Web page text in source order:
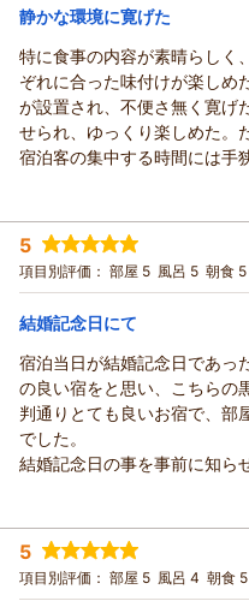
ださい。
宿泊価格帯： 19,001～20,000円(
鹿教湯温泉 くつろぎの宿 黒岩
ふうちゃん様
この度は、１年振りにご宿
りがとうございます。
メイドイン信州の食材や、
また来年もお会いできるの
ます。
ありがとうございました。
静かな環境に寛げた
特に食事の内容が素晴らしく
ぞれに合った味付けが楽しめ
が設置され、不便さ無く寛げ
せられ、ゆっくり楽しめた。
宿泊客の集中する時間には手
周辺も素晴らしい自然環境に
が、大変残念なことに寂れた
かくの温泉や景観を生かし
宿泊時期： 2025年10月宿泊 (夫婦
投稿者： nantokさん
宿泊プラン： 【蕎麦がきプラン】
宿泊価格帯： 21,001～22,000円(
nantok様
この度は、ご利用いただき
また、温かいお言葉をあり
お風呂が少し手狭に感じら
した。
それでも泉質を気に入って
静かな温泉街ですが、また
お寛ぎにいらしてください。
お待ちしております。
5
項目別評価： 部屋 5 風呂 5 朝食 5
結婚記念日にて
宿泊当日が結婚記念日であっ
の良い宿をと思い、こちらの
判通りとても良いお宿で、部
でした。
結婚記念日の事を事前に知ら
を祝うプレートをご用意頂き
本当にその節はお世話になり
また機会があれば是非伺わせ
宿泊時期： 2025年10月宿泊 (夫婦
投稿者： ぎんちゃんさん (男性/50
宿泊プラン： 【スタンダードプラ
ん限定＞
和室 朝・夕
5
項目別評価： 部屋 5 風呂 4 朝食 5